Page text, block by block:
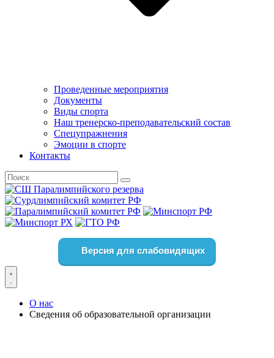
Проведенные мероприятия
Документы
Виды спорта
Наш тренерско-преподавательский состав
Спецупражнения
Эмоции в спорте
Контакты
Версия для слабовидящих
О нас
Сведения об образовательной организации